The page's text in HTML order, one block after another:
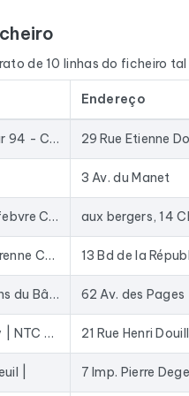
aos endereços de e-
através de um
do Google Maps e
base de dados há anos:
CRM com dados
mercado.
ficheiro, recolhemos todos
de 10 linhas do ficheiro
Endereço
Artisan couvreur 94 - ConstruiToit 29 Rue Etienne
3 Av. du Manet
Renov’toit M.Lefebvre Couvreurs 78-92 Montesson,Sartrouville,Chatou,Houilles,Rueil Malmaison ect.
Couvreur La Garenne Colombes 13 Bd de la
Les Compagnons du Bâtiment 62 Av. des Pages
Couvreur Bondy | NTC Couverture 21 Rue Henri
| 7 Imp. Pierre